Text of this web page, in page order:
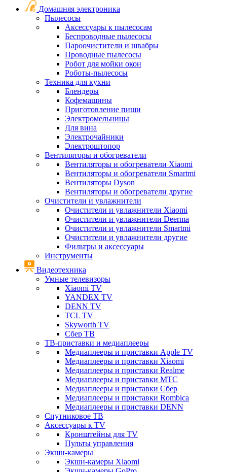
Домашняя электроника
Пылесосы
Аксессуары к пылесосам
Беспроводные пылесосы
Пароочистители и швабры
Проводные пылесосы
Робот для мойки окон
Роботы-пылесосы
Техника для кухни
Блендеры
Кофемашины
Приготовление пищи
Электромельницы
Для вина
Электрочайники
Электроштопор
Вентиляторы и обогреватели
Вентиляторы и обогреватели Xiaomi
Вентиляторы и обогреватели Smartmi
Вентиляторы Dyson
Вентиляторы и обогреватели другие
Очистители и увлажнители
Очистители и увлажнители Xiaomi
Очистители и увлажнители Deerma
Очистители и увлажнители Smartmi
Очистители и увлажнители другие
Фильтры и аксессуары
Инструменты
Видеотехника
Умные телевизоры
Xiaomi TV
YANDEX TV
DENN TV
TCL TV
Skyworth TV
Сбер ТВ
ТВ-приставки и медиаплееры
Медиаплееры и приставки Apple TV
Медиаплееры и приставки Xiaomi
Медиаплееры и приставки Realme
Медиаплееры и приставки МТС
Медиаплееры и приставки Сбер
Медиаплееры и приставки Rombica
Медиаплееры и приставки DENN
Спутниковое ТВ
Аксессуары к TV
Кронштейны для TV
Пульты управления
Экшн-камеры
Экшн-камеры Xiaomi